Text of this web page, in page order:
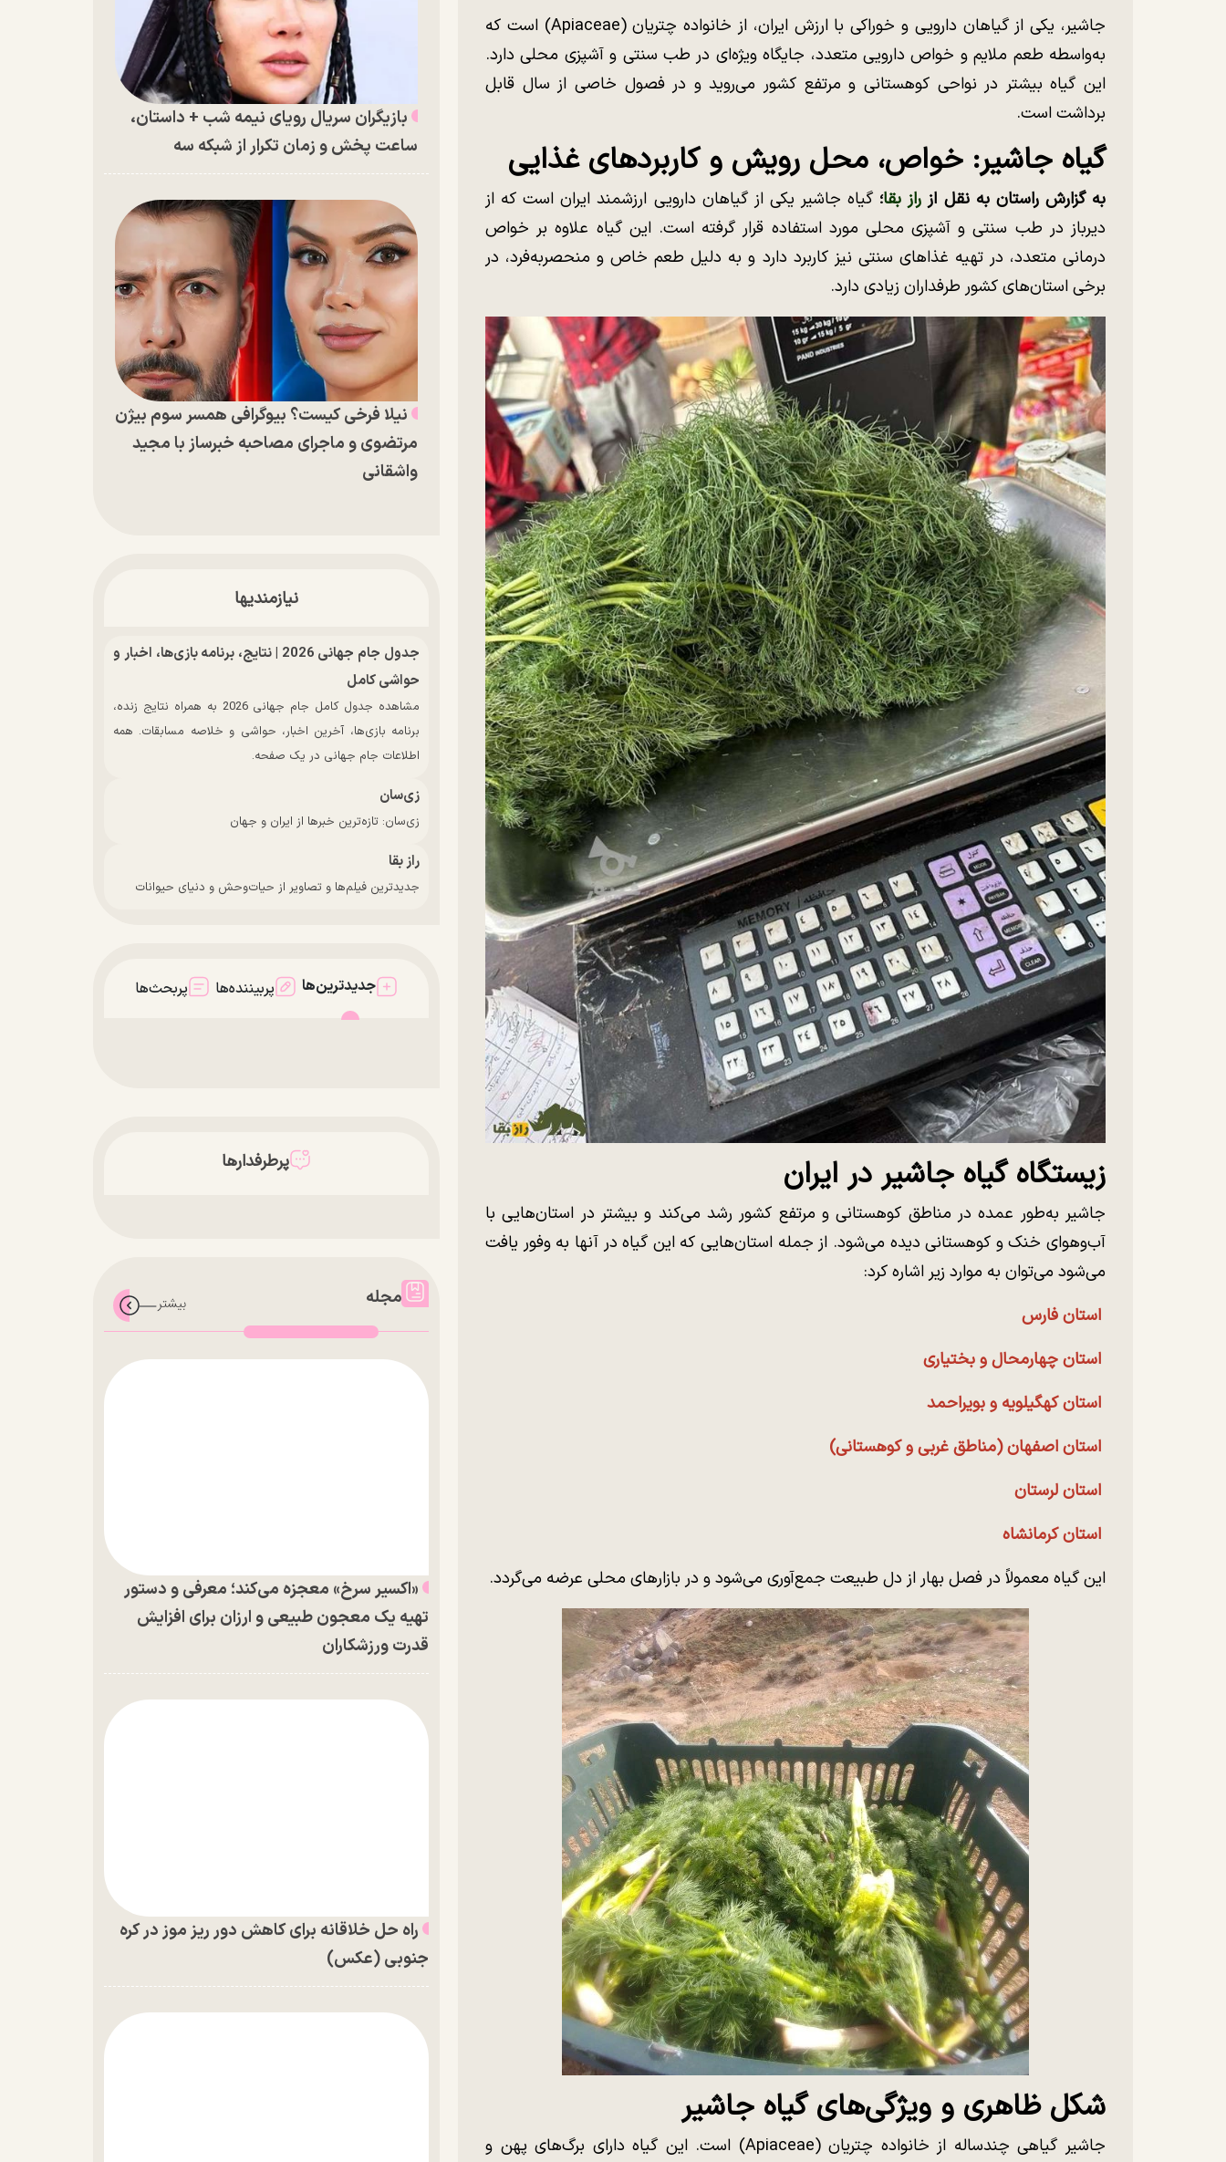
جاشیر، یکی از گیاهان دارویی و خوراکی با ارزش ایران، از خانواده چتریان (Apiaceae) است که
به‌واسطه طعم ملایم و خواص دارویی متعدد، جایگاه ویژه‌ای در طب سنتی و آشپزی محلی دارد.
این گیاه بیشتر در نواحی کوهستانی و مرتفع کشور می‌روید و در فصول خاصی از سال قابل
برداشت است.
گیاه جاشیر: خواص، محل رویش و کاربرد‌های غذایی
به گزارش راستان به نقل از راز بقا؛ گیاه جاشیر یکی از گیاهان دارویی ارزشمند ایران است که از
دیرباز در طب سنتی و آشپزی محلی مورد استفاده قرار گرفته است. این گیاه علاوه بر خواص
درمانی متعدد، در تهیه غذا‌های سنتی نیز کاربرد دارد و به دلیل طعم خاص و منحصر‌به‌فرد، در
برخی استان‌های کشور طرفداران زیادی دارد.
زیستگاه گیاه جاشیر در ایران
جاشیر به‌طور عمده در مناطق کوهستانی و مرتفع کشور رشد می‌کند و بیشتر در استان‌هایی با
آب‌وهوای خنک و کوهستانی دیده می‌شود. از جمله استان‌هایی که این گیاه در آنها به وفور یافت
می‌شود می‌توان به موارد زیر اشاره کرد:
استان فارس
استان چهارمحال و بختیاری
استان کهگیلویه و بویراحمد
استان اصفهان (مناطق غربی و کوهستانی)
استان لرستان
استان کرمانشاه
این گیاه معمولاً در فصل بهار از دل طبیعت جمع‌آوری می‌شود و در بازار‌های محلی عرضه می‌گردد.
شکل ظاهری و ویژگی‌های گیاه جاشیر
جاشیر گیاهی چندساله از خانواده چتریان (Apiaceae) است. این گیاه دارای برگ‌های پهن و
بازیگران سریال رویای نیمه شب + داستان،
ساعت پخش و زمان تکرار از شبکه سه
نیلا فرخی کیست؟ بیوگرافی همسر سوم بیژن
مرتضوی و ماجرای مصاحبه خبرساز با مجید
واشقانی
نیازمندیها
جدول جام جهانی 2026 | نتایج، برنامه بازی‌ها، اخبار و
حواشی کامل
مشاهده جدول کامل جام جهانی 2026 به همراه نتایج زنده،
برنامه بازی‌ها، آخرین اخبار، حواشی و خلاصه مسابقات. همه
اطلاعات جام جهانی در یک صفحه.
زی‌سان
زی‌سان: تازه‌ترین خبرها از ایران و جهان
راز بقا
جدیدترین فیلم‌ها و تصاویر از حیات‌وحش و دنیای حیوانات
جدیدترین‌ها پربیننده‌ها پربحث‌ها
پرطرفدارها
مجله
«اکسیر سرخ» معجزه می‌کند؛ معرفی و دستور
تهیه یک معجون طبیعی و ارزان برای افزایش
قدرت ورزشکاران
راه حل خلاقانه برای کاهش دور ریز موز در کره
جنوبی (عکس)